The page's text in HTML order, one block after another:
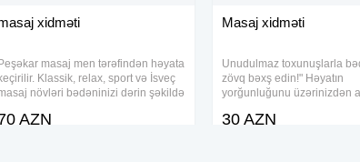
xidməti
Peşəkar masaj men tərəfindən həyata
keçirilir. Klassik, relax, sport və İsveç
növləri bədəninizi dərin şəkildə
dövranını sürətləndirir və əzələ
AZN
Masaj xidməti
Unudulmaz toxunuşlarla
zövq bəxş edin!" Həyatın
yorğunluğunu üzərinizdən
Bədəninizin hər nöqtəsini
30 AZN